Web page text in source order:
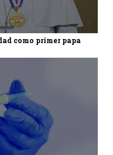
como primer papa